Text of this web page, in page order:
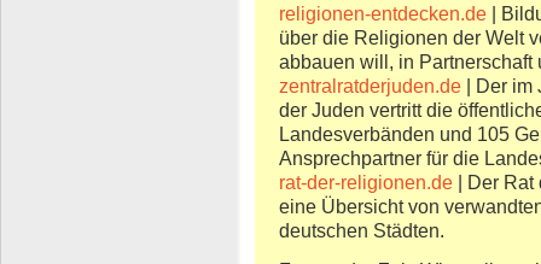
religionen-entdecken.de |
über die Religionen der Welt
abbauen will, in Partnerschaft
zentralratderjuden.de | Der im
der Juden vertritt die
Landesverbänden und 105
Ansprechpartner für die
rat-der-religionen.de | Der Rat
eine Übersicht von
deutschen Städten.